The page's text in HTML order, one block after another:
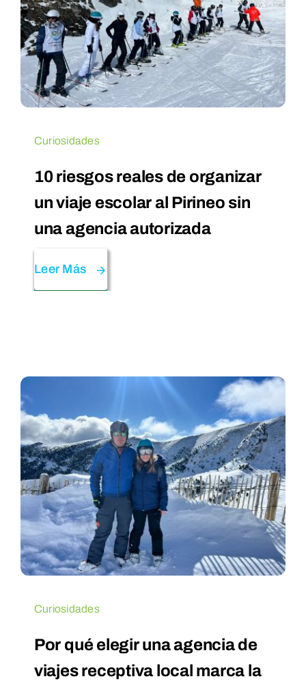
Curiosidades
10 riesgos reales de organizar
un viaje escolar al Pirineo sin
una agencia autorizada
Leer Más
Curiosidades
Por qué elegir una agencia de
viajes receptiva local marca la